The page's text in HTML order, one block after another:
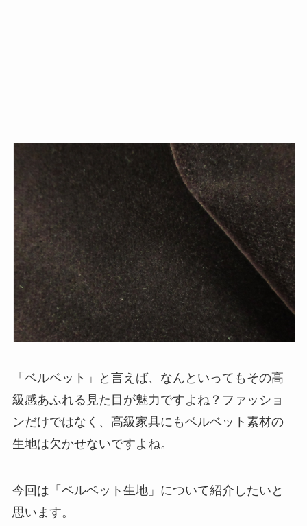
「ベルベット」と言えば、なんといってもその高
級感あふれる見た目が魅力ですよね？ファッショ
ンだけではなく、高級家具にもベルベット素材の
生地は欠かせないですよね。
今回は「ベルベット生地」について紹介したいと
思います。